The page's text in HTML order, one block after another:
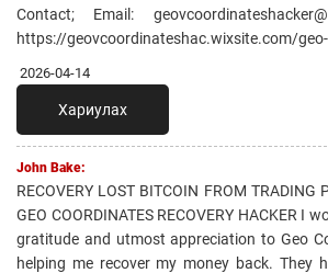
Contact; Email:
https://geovcoordinateshac.wixsite.com/
2026-04-14
Хариулах
John Bake:
RECOVERY LOST BITCOIN FROM TRADING
GEO COORDINATES RECOVERY HACKER I
gratitude and utmost appreciation to Geo
helping me recover my money back. They